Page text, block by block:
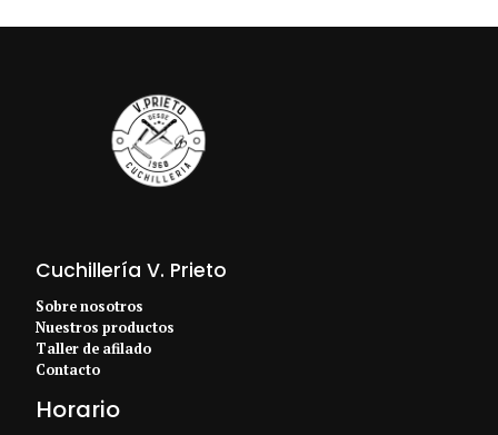
Cuchillería V. Prieto
Sobre nosotros
Nuestros productos
Taller de afilado
Contacto
Horario